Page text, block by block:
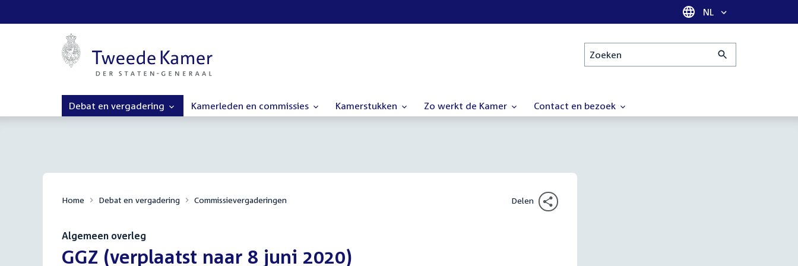
Taal selectie
NL
Zoeken
Debat en vergadering Kamerleden en commissies Kamerstukken Zo werkt de Kamer Contact en bezoek
Home Debat en vergadering Commissievergaderingen Delen
Algemeen overleg
:GGZ (verplaatst naar 8 juni 2020)